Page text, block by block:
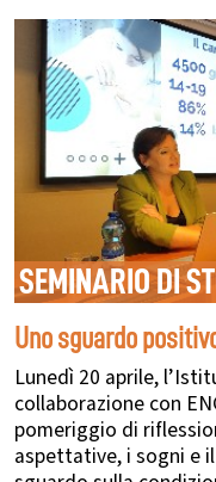
SEMINARIO DI
Uno sguardo
Lunedì 20 aprile,
collaborazione con
pomeriggio di
aspettative, i sogni e